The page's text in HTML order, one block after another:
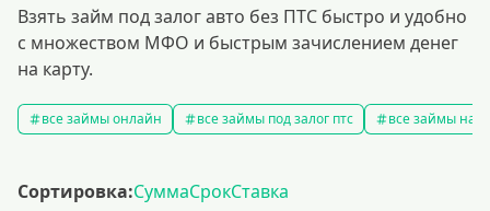
Взять займ под залог авто без ПТС быстро и удобно
с множеством МФО и быстрым зачислением денег
на карту.
все займы онлайн все займы под залог птс все займы на
Сортировка:СуммаСрокСтавка